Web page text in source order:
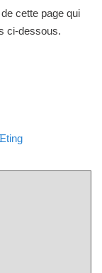
cette page qui
ci-dessous.